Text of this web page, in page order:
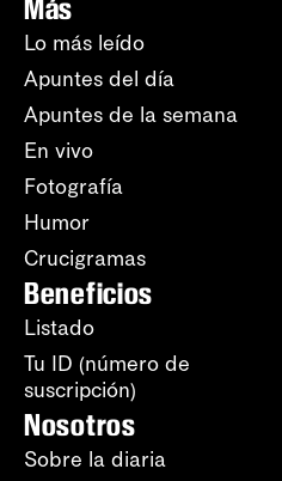
Más
Lo más leído
Apuntes del día
Apuntes de la semana
En vivo
Fotografía
Humor
Crucigramas
Beneficios
Listado
Tu ID (número de
suscripción)
Nosotros
Sobre la diaria